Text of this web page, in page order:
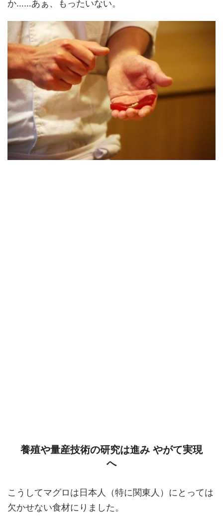
か……あぁ、もったいない。
養殖や量産技術の研究は進み やがて実現
へ
こうしてマグロは日本人（特に関東人）にとっては
欠かせない食材にりました。